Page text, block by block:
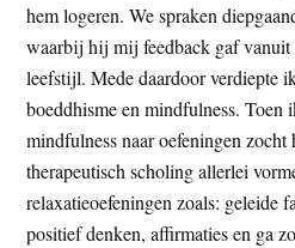
hem logeren. We spraken
waarbij hij mij feedback gaf
leefstijl. Mede daardoor verdiepte
boeddhisme en mindfulness. Toen
mindfulness naar oefeningen
therapeutisch scholing allerlei
relaxatieoefeningen zoals: geleide
positief denken, affirmaties en ga